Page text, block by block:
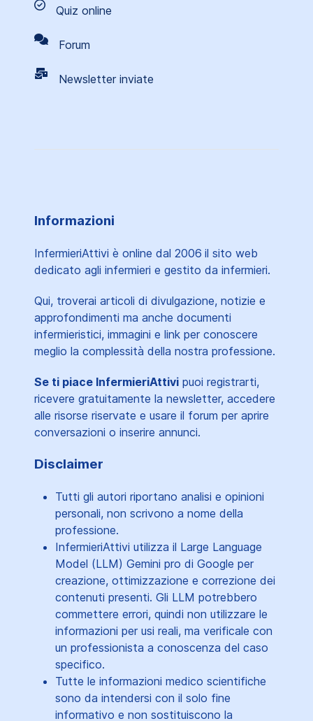
Quiz online
Forum
Newsletter inviate
Informazioni
InfermieriAttivi è online dal 2006 il sito web
dedicato agli infermieri e gestito da infermieri.
Qui, troverai articoli di divulgazione, notizie e
approfondimenti ma anche documenti
infermieristici, immagini e link per conoscere
meglio la complessità della nostra professione.
Se ti piace InfermieriAttivi puoi registrarti,
ricevere gratuitamente la newsletter, accedere
alle risorse riservate e usare il forum per aprire
conversazioni o inserire annunci.
Disclaimer
Tutti gli autori riportano analisi e opinioni
personali, non scrivono a nome della
professione.
InfermieriAttivi utilizza il Large Language
Model (LLM) Gemini pro di Google per
creazione, ottimizzazione e correzione dei
contenuti presenti. Gli LLM potrebbero
commettere errori, quindi non utilizzare le
informazioni per usi reali, ma verificale con
un professionista a conoscenza del caso
specifico.
Tutte le informazioni medico scientifiche
sono da intendersi con il solo fine
informativo e non sostituiscono la